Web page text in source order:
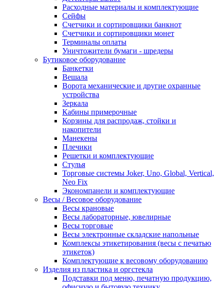
Расходные материалы и комплектующие
Сейфы
Счетчики и сортировщики банкнот
Счетчики и сортировщики монет
Терминалы оплаты
Уничтожители бумаги - шредеры
Бутиковое оборудование
Банкетки
Вешала
Ворота механические и другие охранные
устройства
Зеркала
Кабины примерочные
Корзины для распродаж, стойки и
накопители
Манекены
Плечики
Решетки и комплектующие
Стулья
Торговые системы Joker, Uno, Global, Vertical,
Neo Fix
Экономпанели и комплектующие
Весы / Весовое оборудование
Весы крановые
Весы лабораторные, ювелирные
Весы торговые
Весы электронные складские напольные
Комплексы этикетирования (весы с печатью
этикеток)
Комплектующие к весовому оборудованию
Изделия из пластика и оргстекла
Подставки под меню, печатную продукцию,